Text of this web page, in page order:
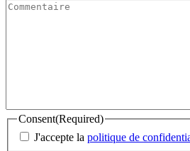
Consent(Required)
J'accepte la politique de